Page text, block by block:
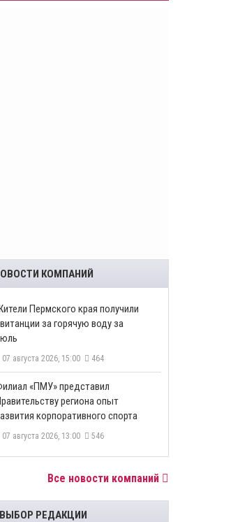
КОМПАНИЙ
Пермского края получили
за горячую воду за
07 августа 2026, 15:00 464
«ПМУ» представил
региона опыт
корпоративного спорта
07 августа 2026, 13:00 546
Все новости компаний
ВЫБОР РЕДАКЦИИ